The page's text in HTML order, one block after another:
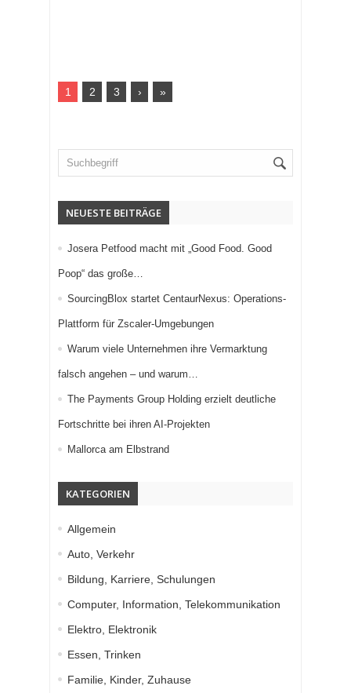
1 2 3 › »
NEUESTE BEITRÄGE
Josera Petfood macht mit „Good Food. Good
Poop“ das große…
SourcingBlox startet CentaurNexus: Operations-
Plattform für Zscaler-Umgebungen
Warum viele Unternehmen ihre Vermarktung
falsch angehen – und warum…
The Payments Group Holding erzielt deutliche
Fortschritte bei ihren AI-Projekten
Mallorca am Elbstrand
KATEGORIEN
Allgemein
Auto, Verkehr
Bildung, Karriere, Schulungen
Computer, Information, Telekommunikation
Elektro, Elektronik
Essen, Trinken
Familie, Kinder, Zuhause